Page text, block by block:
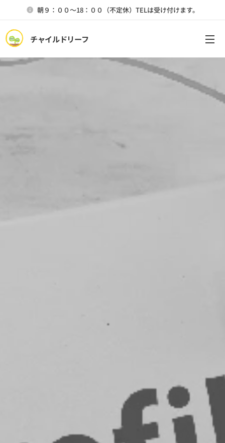
朝９：００～18：００（不定休）TELは受け付けます。
チャイルドリーフ